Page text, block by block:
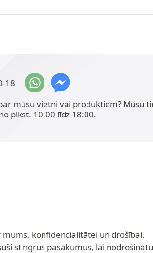
18
mūsu vietni vai produktiem? Mūsu
plkst. 10:00 līdz 18:00.
konfidencialitātei un drošībai.
stingrus pasākumus, lai